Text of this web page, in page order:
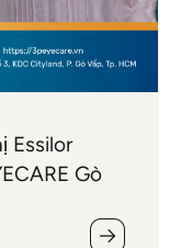
Essilor
Gò